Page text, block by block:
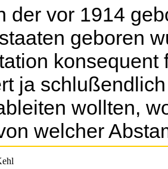
der vor 1914
geboren
ja
wollten,
welcher